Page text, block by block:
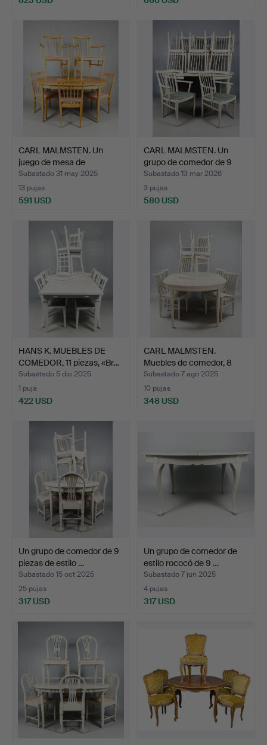
CARL MALMSTEN. Un
juego de mesa de
comedor…
Subastado 31 may 2025
13 pujas
591 USD
CARL MALMSTEN. Un
grupo de comedor de 9
mi…
Subastado 13 mar 2026
3 pujas
580 USD
HANS K. MUEBLES DE
COMEDOR, 11 piezas, «Br…
Subastado 5 dic 2025
1 puja
422 USD
CARL MALMSTEN.
Muebles de comedor, 8
pieza…
Subastado 7 ago 2025
10 pujas
348 USD
Un grupo de comedor de 9
piezas de estilo …
Subastado 15 oct 2025
25 pujas
317 USD
Un grupo de comedor de
estilo rococó de 9 …
Subastado 7 jun 2025
4 pujas
317 USD